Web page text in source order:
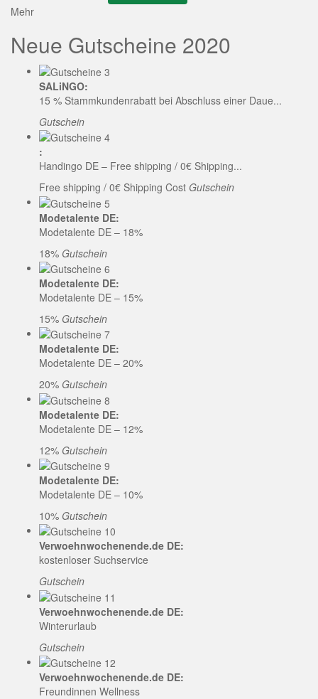
Mehr
Neue Gutscheine 2020
SALiNGO:
15 % Stammkundenrabatt bei Abschluss einer Daue...
Gutschein
:
Handingo DE – Free shipping / 0€ Shipping...
Free shipping / 0€ Shipping Cost Gutschein
Modetalente DE:
Modetalente DE – 18%
18% Gutschein
Modetalente DE:
Modetalente DE – 15%
15% Gutschein
Modetalente DE:
Modetalente DE – 20%
20% Gutschein
Modetalente DE:
Modetalente DE – 12%
12% Gutschein
Modetalente DE:
Modetalente DE – 10%
10% Gutschein
Verwoehnwochenende.de DE:
kostenloser Suchservice
Gutschein
Verwoehnwochenende.de DE:
Winterurlaub
Gutschein
Verwoehnwochenende.de DE:
Freundinnen Wellness